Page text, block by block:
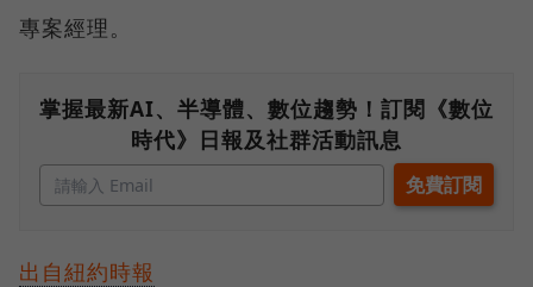
專案經理。
掌握最新AI、半導體、數位趨勢！訂閱《數位
時代》日報及社群活動訊息
出自紐約時報